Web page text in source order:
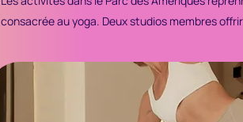
consacrée au yoga. Deux studios membres